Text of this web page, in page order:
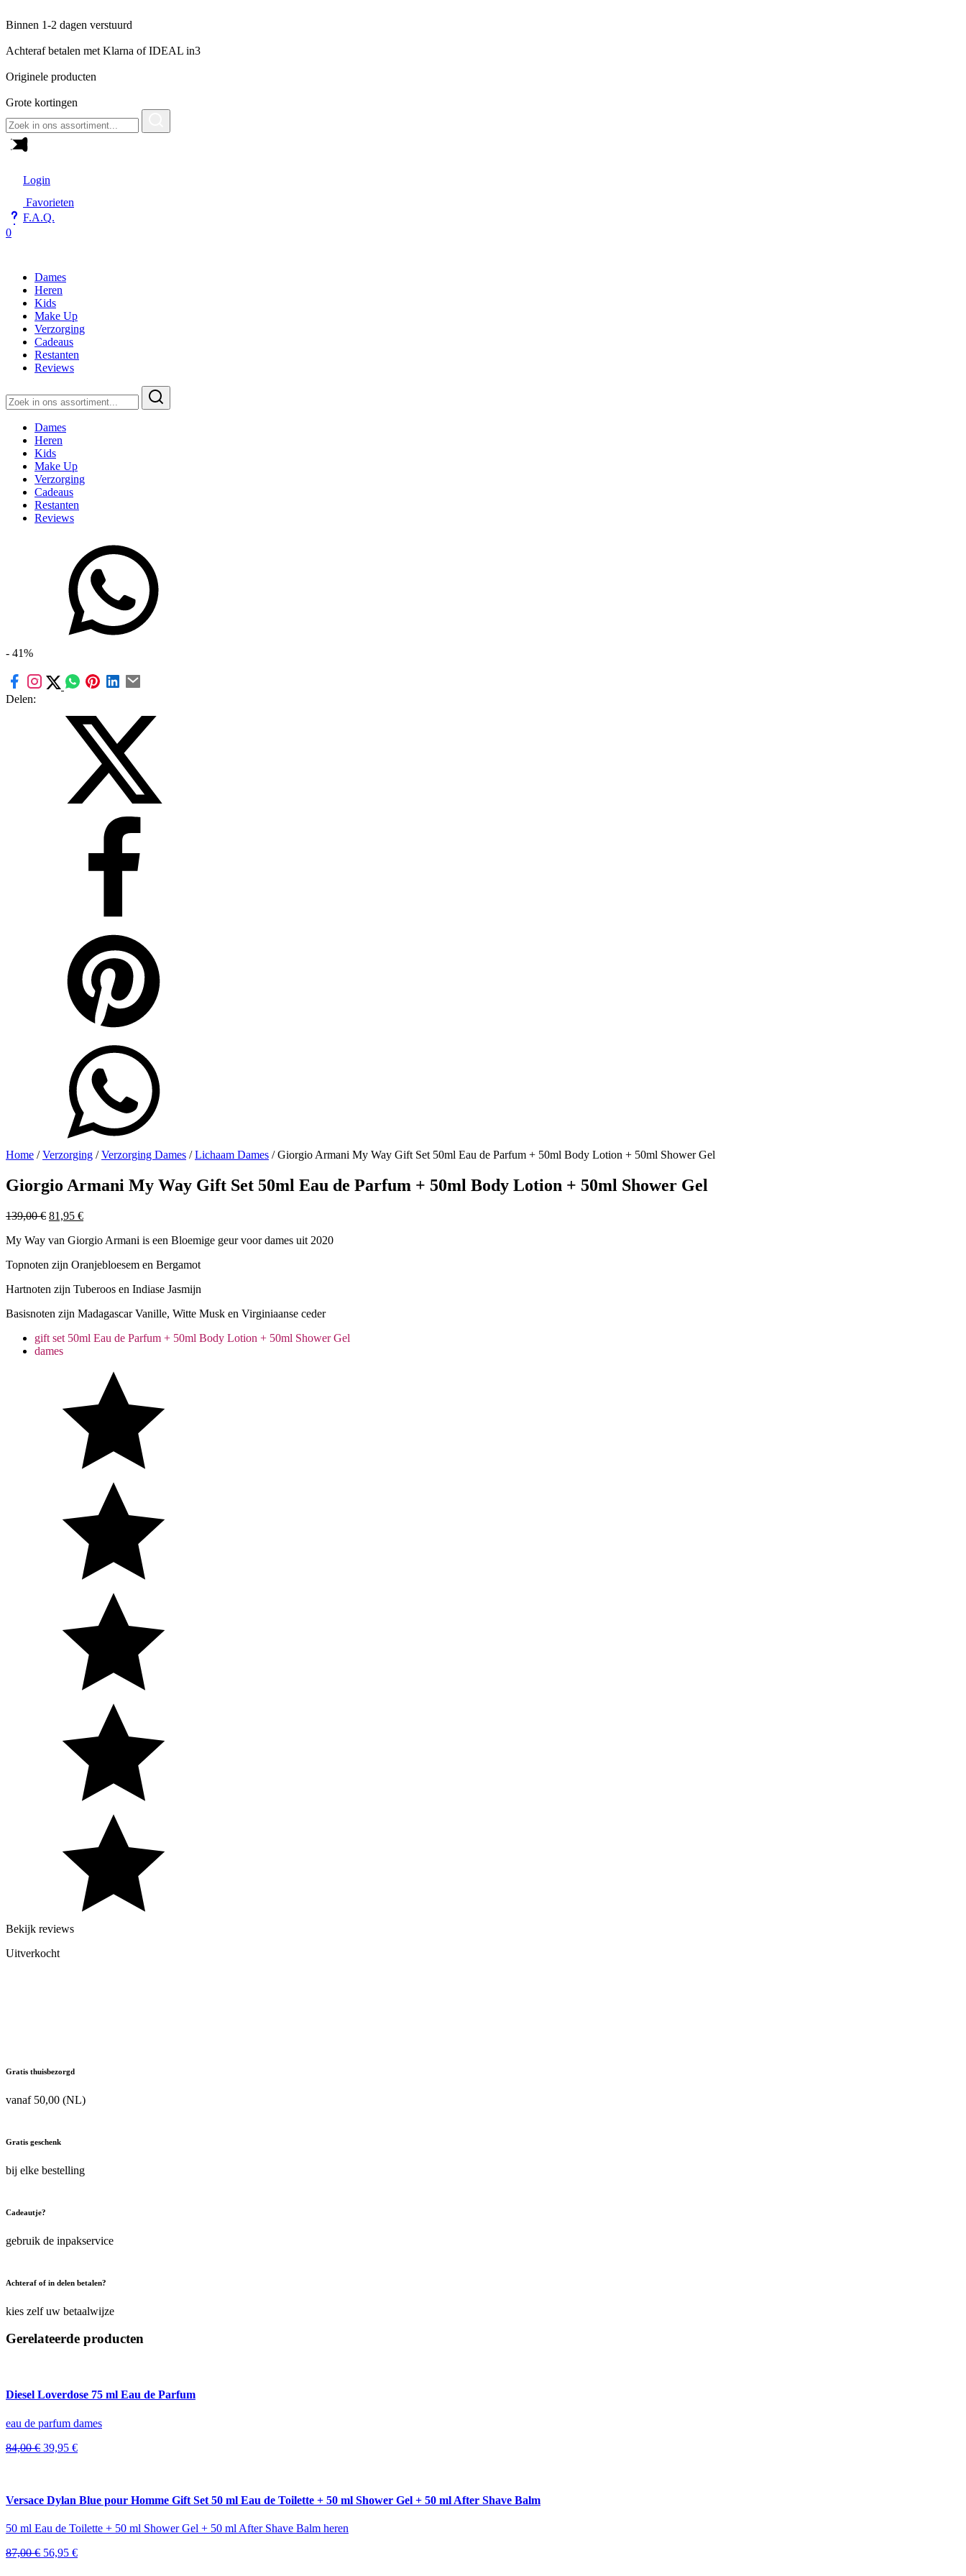
Binnen 1-2 dagen verstuurd
Achteraf betalen met Klarna of IDEAL in3
Originele producten
Grote kortingen
naar:
Login
Favorieten
F.A.Q.
0
Dames
Heren
Kids
Make Up
Verzorging
Cadeaus
Restanten
Reviews
naar:
Dames
Heren
Kids
Make Up
Verzorging
Cadeaus
Restanten
Reviews
- 41%
Delen:
Home /Verzorging /Verzorging Dames /Lichaam Dames / Giorgio Armani My Way Gift Set 50ml Eau de Parfum + 50ml Body Lotion + 50ml Shower Gel
Giorgio Armani My Way Gift Set 50ml Eau de Parfum + 50ml Body Lotion + 50ml Shower Gel
139,00€ Oorspronkelijke
was:
81,95 €Huidige
is:
My Way van Giorgio Armani is een Bloemige geur voor dames uit 2020
Topnoten zijn Oranjebloesem en Bergamot
Hartnoten zijn Tuberoos en Indiase Jasmijn
Basisnoten zijn Madagascar Vanille, Witte Musk en Virginiaanse ceder
gift set 50ml Eau de Parfum + 50ml Body Lotion + 50ml Shower Gel
dames
Bekijk reviews
Uitverkocht
Gratis thuisbezorgd
vanaf 50,00 (NL)
Gratis geschenk
bij elke bestelling
Cadeautje?
gebruik de inpakservice
Achteraf of in delen betalen?
kies zelf uw betaalwijze
Gerelateerde producten
Diesel Loverdose 75 ml Eau de Parfum
eau de parfum dames
84,00€ Oorspronkelijke
39,95 €Huidige
Versace Dylan Blue pour Homme Gift Set 50 ml Eau de Toilette + 50 ml Shower Gel + 50 ml After Shave Balm
50 ml Eau de Toilette + 50 ml Shower Gel + 50 ml After Shave Balm heren
87,00€ Oorspronkelijke
56,95 €Huidige